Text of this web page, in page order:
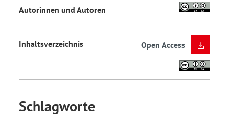
Autorinnen und Autoren
Inhaltsverzeichnis Open Access
Schlagworte